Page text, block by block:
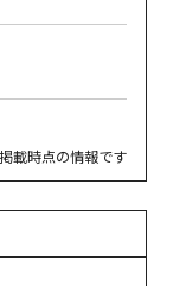
載時点の情報です